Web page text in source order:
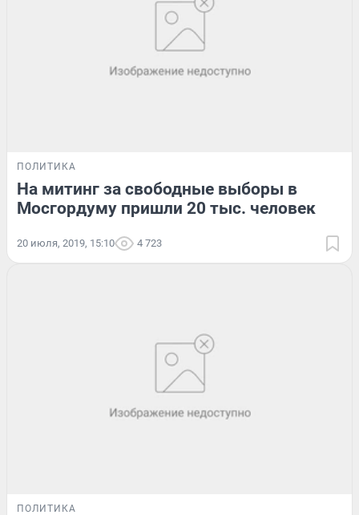
ПОЛИТИКА
На митинг за свободные выборы в
Мосгордуму пришли 20 тыс. человек
20 июля, 2019, 15:10 4 723
ПОЛИТИКА